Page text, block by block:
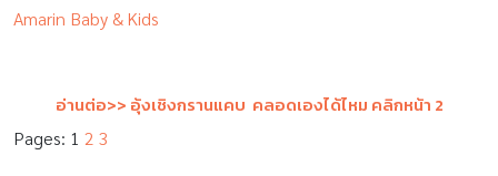
Amarin Baby & Kids
อ่านต่อ>> อุ้งเชิงกรานแคบ คลอดเองได้ไหม คลิกหน้า 2
Pages: 1 2 3